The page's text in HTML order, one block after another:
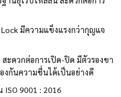
มีความแข็งแรงกว่ากุญแจ
ะดวกต่อการเปิด-ปิด มีตัวรองขา
กันความชื่นได้เป็นอย่างดี
9001 : 2016